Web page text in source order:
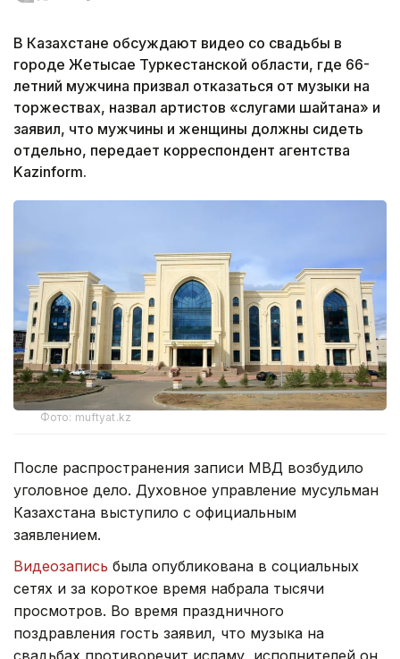
В Казахстане обсуждают видео со свадьбы в
городе Жетысае Туркестанской области, где 66-
летний мужчина призвал отказаться от музыки на
торжествах, назвал артистов «слугами шайтана» и
заявил, что мужчины и женщины должны сидеть
отдельно, передает корреспондент агентства
Kazinform.
Фото: muftyat.kz
После распространения записи МВД возбудило
уголовное дело. Духовное управление мусульман
Казахстана выступило с официальным
заявлением.
Видеозапись была опубликована в социальных
сетях и за короткое время набрала тысячи
просмотров. Во время праздничного
поздравления гость заявил, что музыка на
свадьбах противоречит исламу, исполнителей он